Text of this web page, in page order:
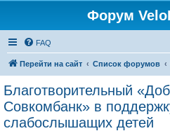
Форум
FAQ
Перейти на сайт Список форумов
Благотворительный
Совкомбанк» в
слабослышащих детей